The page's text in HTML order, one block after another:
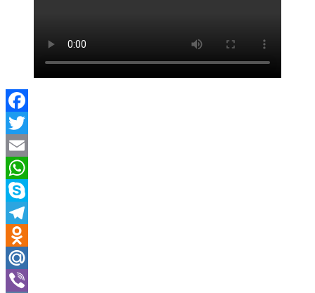
Facebook
Twitter
Email
WhatsApp
Skype
Telegram
Odnoklassniki
Mail.Ru